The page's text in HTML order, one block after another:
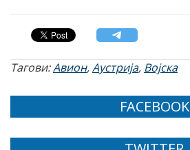
Тагови:Авион,Аустрија, Војска
FACEBOOK